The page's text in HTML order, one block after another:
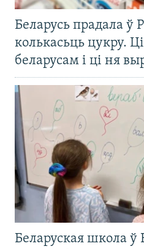
Беларусь прадала ў
колькасьць цукру.
беларусам і ці ня
Беларуская школа